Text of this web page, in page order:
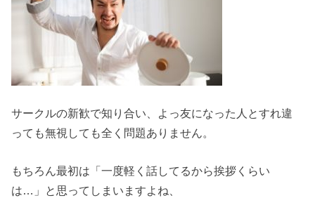
サークルの新歓で知り合い、よっ友になった人とすれ違
っても無視しても全く問題ありません。
もちろん最初は「一度軽く話してるから挨拶くらい
は…」と思ってしまいますよね、